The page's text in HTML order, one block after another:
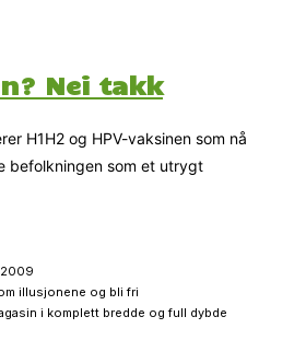
Nei takk
H1H2 og HPV-vaksinen som nå
befolkningen som et utrygt
illusjonene og bli fri
i komplett bredde og full dybde